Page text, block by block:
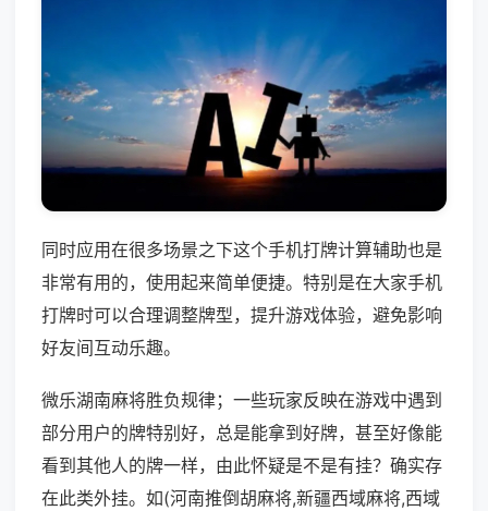
同时应用在很多场景之下这个手机打牌计算辅助也是
非常有用的，使用起来简单便捷。特别是在大家手机
打牌时可以合理调整牌型，提升游戏体验，避免影响
好友间互动乐趣。
微乐湖南麻将胜负规律；一些玩家反映在游戏中遇到
部分用户的牌特别好，总是能拿到好牌，甚至好像能
看到其他人的牌一样，由此怀疑是不是有挂？确实存
在此类外挂。如(河南推倒胡麻将,新疆西域麻将,西域